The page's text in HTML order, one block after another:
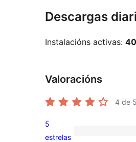
Descargas
Instalacións activas:
Valoracións
4 de
1
5
estrelas